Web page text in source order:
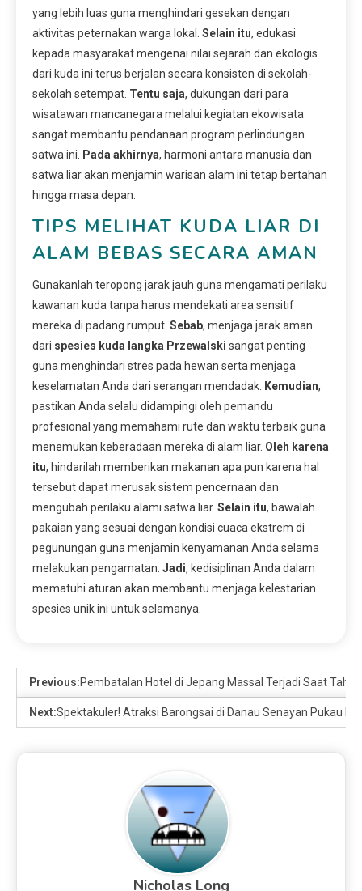
yang lebih luas guna menghindari gesekan dengan
aktivitas peternakan warga lokal. Selain itu, edukasi
kepada masyarakat mengenai nilai sejarah dan ekologis
dari kuda ini terus berjalan secara konsisten di sekolah-
sekolah setempat. Tentu saja, dukungan dari para
wisatawan mancanegara melalui kegiatan ekowisata
sangat membantu pendanaan program perlindungan
satwa ini.
Pada akhirnya, harmoni antara manusia dan
satwa liar akan menjamin warisan alam ini tetap bertahan
hingga masa depan.
TIPS MELIHAT KUDA LIAR DI
ALAM BEBAS SECARA AMAN
Gunakanlah teropong jarak jauh guna mengamati perilaku
kawanan kuda tanpa harus mendekati area sensitif
mereka di padang rumput. Sebab, menjaga jarak aman
dari spesies kuda langka Przewalski sangat penting
guna menghindari stres pada hewan serta menjaga
keselamatan Anda dari serangan mendadak. Kemudian,
pastikan Anda selalu didampingi oleh pemandu
profesional yang memahami rute dan waktu terbaik guna
menemukan keberadaan mereka di alam liar. Oleh karena
itu, hindarilah memberikan makanan apa pun karena hal
tersebut dapat merusak sistem pencernaan dan
mengubah perilaku alami satwa liar. Selain itu, bawalah
pakaian yang sesuai dengan kondisi cuaca ekstrem di
pegunungan guna menjamin kenyamanan Anda selama
melakukan pengamatan. Jadi, kedisiplinan Anda dalam
mematuhi aturan akan membantu menjaga kelestarian
spesies unik ini untuk selamanya.
Previous:Pembatalan Hotel di Jepang Massal Terjadi Saat
Next:Spektakuler! Atraksi Barongsai di Danau Senayan Pukau
Nicholas Long